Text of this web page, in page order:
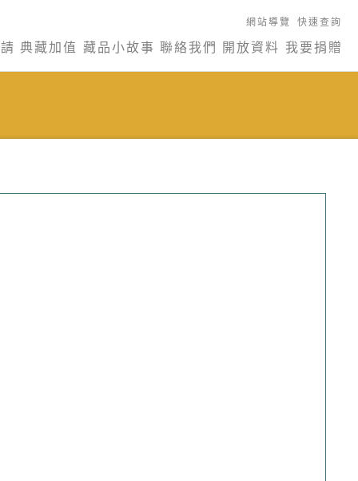
網站導覽 快速查詢
典藏加值 藏品小故事 聯絡我們 開放資料 我要捐贈